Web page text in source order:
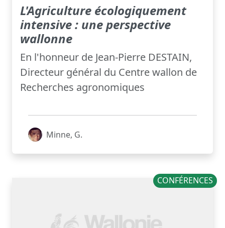
L'Agriculture écologiquement
intensive : une perspective
wallonne
En l'honneur de Jean-Pierre DESTAIN,
Directeur général du Centre wallon de
Recherches agronomiques
Minne, G.
CONFÉRENCES